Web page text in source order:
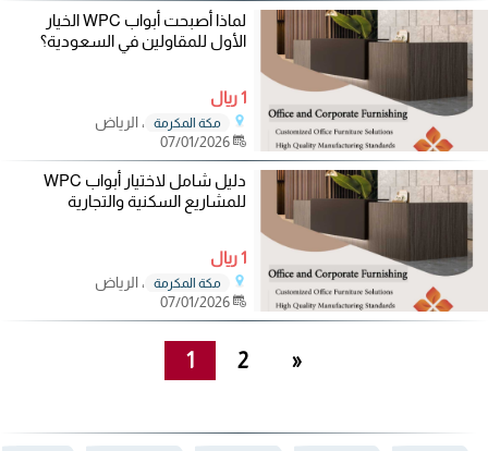
لماذا أصبحت أبواب WPC الخيار
الأول للمقاولين في السعودية؟
1 ريال
مكة المكرمة
، الرياض
07/01/2026
دليل شامل لاختيار أبواب WPC
للمشاريع السكنية والتجارية
1 ريال
مكة المكرمة
، الرياض
07/01/2026
1 2 »